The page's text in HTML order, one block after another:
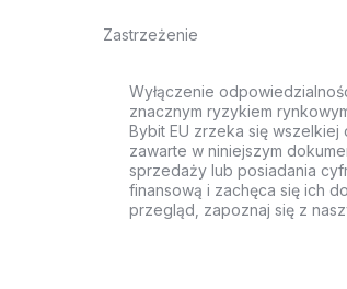
Zastrzeżenie
Wyłączenie
znacznym ryzykiem
Bybit EU zrzeka się
zawarte w niniejszym
sprzedaży lub posiadania
finansową i zachęca się ich
przegląd, zapoznaj się z